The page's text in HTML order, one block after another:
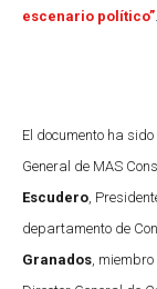
escenario político”
El documento ha
General de MAS
Escudero ,
departamento de
Granados ,